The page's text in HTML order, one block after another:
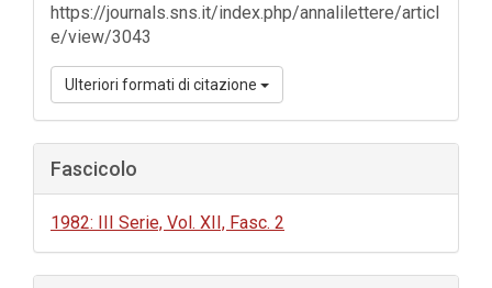
https://journals.sns.it/index.php/annalilettere/articl
e/view/3043
Ulteriori formati di citazione
Fascicolo
1982: III Serie, Vol. XII, Fasc. 2